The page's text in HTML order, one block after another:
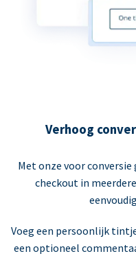
Verhoog
Met onze voor
checkout in
Voeg een persoonlijk
een optioneel